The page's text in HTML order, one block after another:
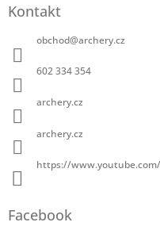
Kontakt
obchod@archery.cz
602 334 354
archery.cz
archery.cz
https://www.youtube.com/
Facebook